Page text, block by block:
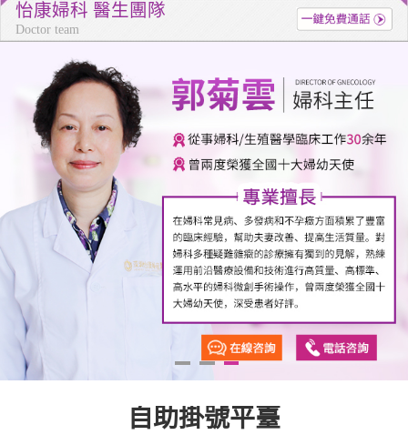
怡康婦科 醫生團隊
Doctor team
1
自助掛號平臺